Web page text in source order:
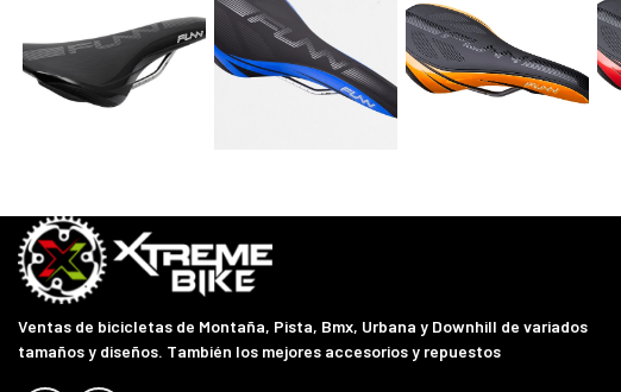
Ventas de bicicletas de Montaña, Pista, Bmx, Urbana y Downhill de variados
tamaños y diseños. También los mejores accesorios y repuestos